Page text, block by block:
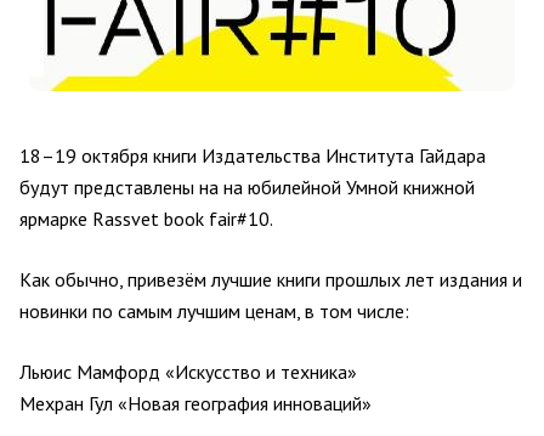
18–19 октября книги Издательства Института Гайдара
будут представлены на на юбилейной Умной книжной
ярмарке Rassvet book fair#10.
Как обычно, привезём лучшие книги прошлых лет издания и
новинки по самым лучшим ценам, в том числе:
Льюис Мамфорд «Искусство и техника»
Мехран Гул «Новая география инноваций»